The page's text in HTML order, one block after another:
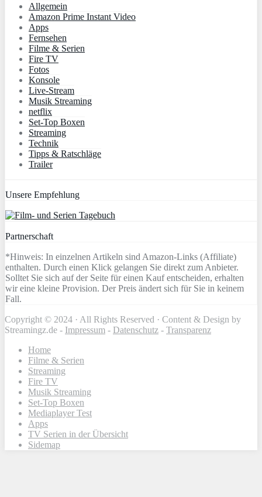
Allgemein
Amazon Prime Instant Video
Apps
Fernsehen
Filme & Serien
Fire TV
Fotos
Konsole
Live-Stream
Musik Streaming
netflix
Set-Top Boxen
Streaming
Technik
Tipps & Ratschläge
Trailer
Unsere Empfehlung
Partnerschaft
*Hinweis: In einzelnen Artikeln sind Amazon-Links (Affiliate)
enthalten. Durch einen Klick gelangen Sie direkt zum Anbieter.
Solltet Sie sich auf der Seite für einen Kauf entscheiden, erhalten
wir eine kleine Provision. Der Preis ändert sich für Sie in keinem
Fall.
Copyright © 2024 · All Rights Reserved · Content & Design by
Streamingz.de - Impressum - Datenschutz - Transparenz
Home
Filme & Serien
Streaming
Fire TV
Musik Streaming
Set-Top Boxen
Mediaplayer Test
Apps
TV Serien in der Übersicht
Sidemap